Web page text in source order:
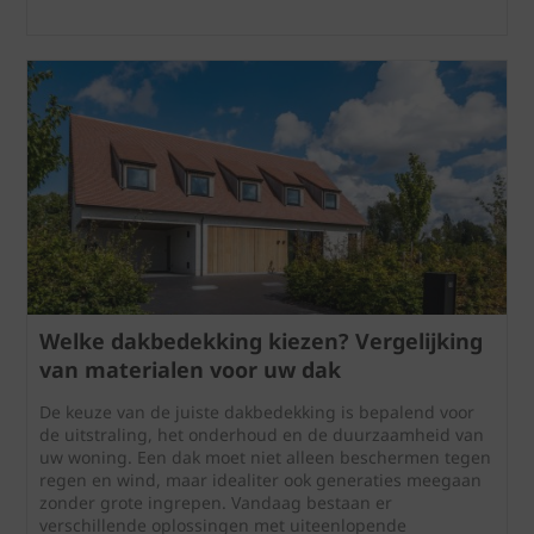
Welke dakbedekking kiezen? Vergelijking
van materialen voor uw dak
De keuze van de juiste dakbedekking is bepalend voor
de uitstraling, het onderhoud en de duurzaamheid van
uw woning. Een dak moet niet alleen beschermen tegen
regen en wind, maar idealiter ook generaties meegaan
zonder grote ingrepen. Vandaag bestaan er
verschillende oplossingen met uiteenlopende